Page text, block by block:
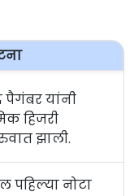
पैगंबर यांनी
हिजरी
झाली.
पहिल्या नोटा